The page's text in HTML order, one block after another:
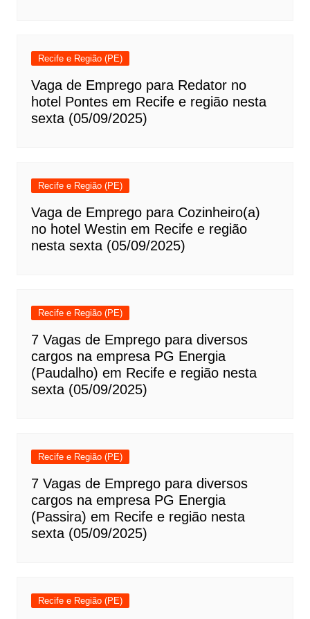
Recife e Região (PE)
Vaga de Emprego para Redator no
hotel Pontes em Recife e região nesta
sexta (05/09/2025)
Recife e Região (PE)
Vaga de Emprego para Cozinheiro(a)
no hotel Westin em Recife e região
nesta sexta (05/09/2025)
Recife e Região (PE)
7 Vagas de Emprego para diversos
cargos na empresa PG Energia
(Paudalho) em Recife e região nesta
sexta (05/09/2025)
Recife e Região (PE)
7 Vagas de Emprego para diversos
cargos na empresa PG Energia
(Passira) em Recife e região nesta
sexta (05/09/2025)
Recife e Região (PE)